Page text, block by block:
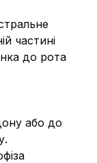
частині
до рота
або до